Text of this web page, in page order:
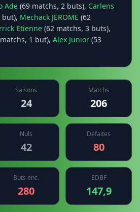
Ade (69 matchs, 2 buts), Carlens
but), Mechack JEROME (62
Etienne (62 matchs, 3 buts),
1 but), Alex Junior (53
Saisons
24
Matchs
206
Nuls
42
Défaites
80
Buts enc.
280
EDBF
147,9